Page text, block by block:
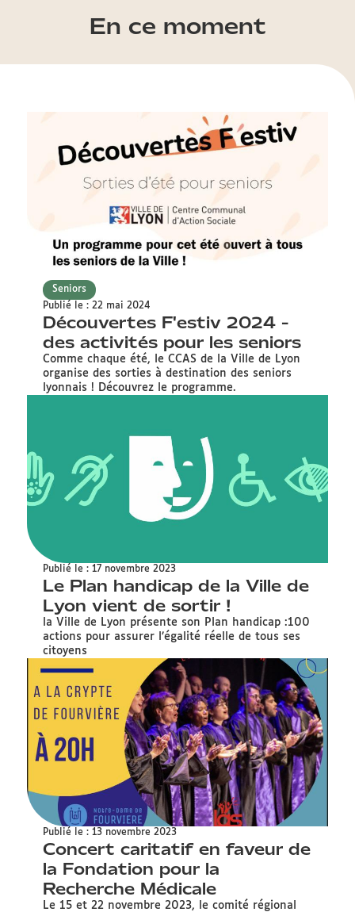
En ce moment
Seniors
Publié le : 22 mai 2024
Découvertes F'estiv 2024 -
des activités pour les seniors
Comme chaque été, le CCAS de la Ville de Lyon
organise des sorties à destination des seniors
lyonnais ! Découvrez le programme.
Publié le : 17 novembre 2023
Le Plan handicap de la Ville de
Lyon vient de sortir !
la Ville de Lyon présente son Plan handicap :100
actions pour assurer l’égalité réelle de tous ses
citoyens
Publié le : 13 novembre 2023
Concert caritatif en faveur de
la Fondation pour la
Recherche Médicale
Le 15 et 22 novembre 2023, le comité régional